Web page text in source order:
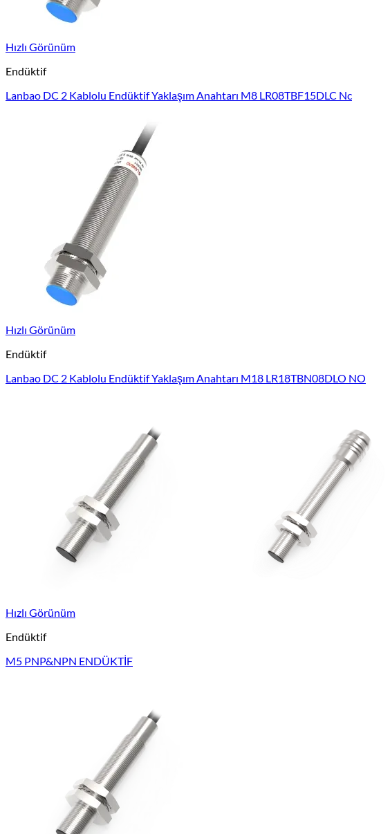
Hızlı Görünüm
Endüktif
Lanbao DC 2 Kablolu Endüktif Yaklaşım Anahtarı M8 LR08TBF15DLC Nc
Hızlı Görünüm
Endüktif
Lanbao DC 2 Kablolu Endüktif Yaklaşım Anahtarı M18 LR18TBN08DLO NO
Hızlı Görünüm
Endüktif
M5 PNP&NPN ENDÜKTİF